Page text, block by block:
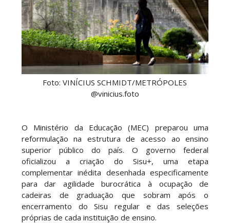
Foto: VINÍCIUS SCHMIDT/METRÓPOLES
@vinicius.foto
O Ministério da Educação (MEC) preparou uma
reformulação na estrutura de acesso ao ensino
superior público do país. O governo federal
oficializou a criação do Sisu+, uma etapa
complementar inédita desenhada especificamente
para dar agilidade burocrática à ocupação de
cadeiras de graduação que sobram após o
encerramento do Sisu regular e das seleções
próprias de cada instituição de ensino.